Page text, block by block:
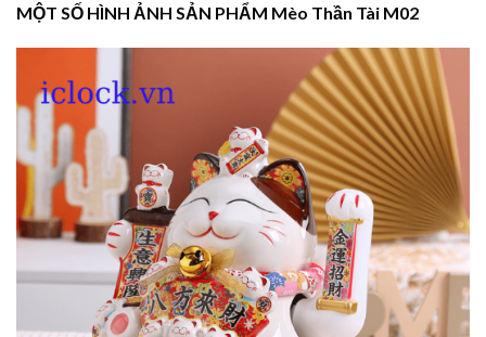
MỘT SỐ HÌNH ẢNH SẢN PHẨM Mèo Thần Tài M02